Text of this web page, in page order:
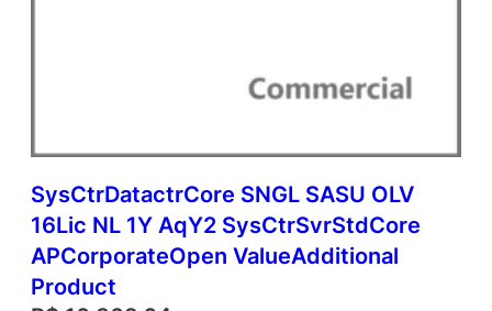
SysCtrDatactrCore SNGL SASU OLV
16Lic NL 1Y AqY2 SysCtrSvrStdCore
APCorporateOpen ValueAdditional
Product